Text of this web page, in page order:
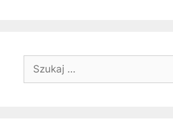
Szukaj: